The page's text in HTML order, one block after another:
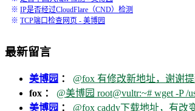
※ IP是否经过CloudFlare（CND）检测
※ TCP端口检查网页 - 美博园
最新留言
美博园 ： @fox 有修改新地址，谢谢
fox ： @美博园 root@vultr:~# wget -P /
美博园 ： @fox caddy下载地址，有